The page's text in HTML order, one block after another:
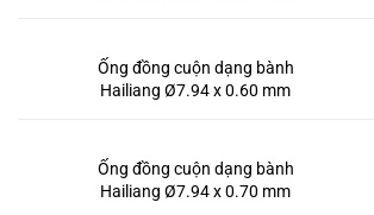
Ống đồng cuộn dạng bành
Hailiang Ø7.94 x 0.60 mm
Ống đồng cuộn dạng bành
Hailiang Ø7.94 x 0.70 mm